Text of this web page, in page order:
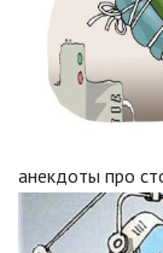
анекдоты про